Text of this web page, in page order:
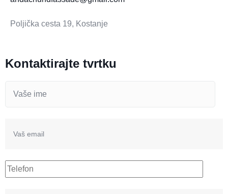
Poljička cesta 19, Kostanje
Kontaktirajte tvrtku